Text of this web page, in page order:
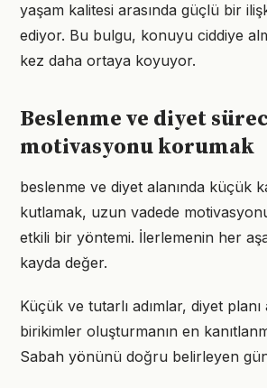
yaşam kalitesi arasında güçlü bir
ediyor. Bu bulgu, konuyu ciddiye
kez daha ortaya koyuyor.
Beslenme ve diyet
motivasyonu korumak
beslenme ve diyet alanında küçük
kutlamak, uzun vadede
etkili bir yöntemi. İlerlemenin her
kayda değer.
Küçük ve tutarlı adımlar, diyet
birikimler oluşturmanın en
Sabah yönünü doğru belirleyen